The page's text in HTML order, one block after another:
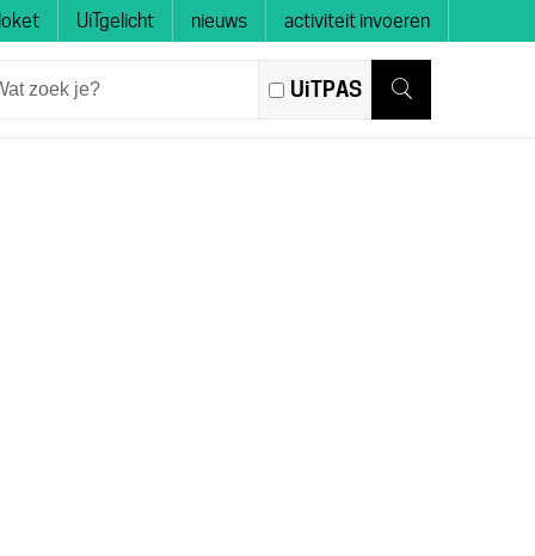
UiTgelicht nieuws activiteit invoeren
UiTPAS
Zoeken